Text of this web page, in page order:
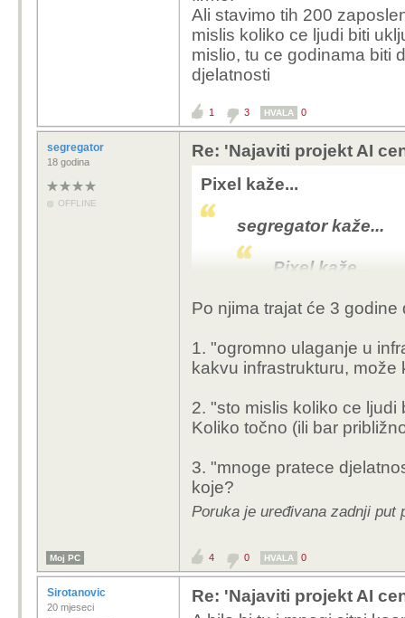
koji veze s
ovaj projekr je
kad bi imali
radovi, uvjek
podupirucih
daleko manjom
svake druge vrste
Ali stavimo tih 200
mislis koliko ce ljudi biti
mislio, tu ce godinama biti
djelatnosti
1 3 HVALA 0
segregator
18 godina
OFFLINE
Re: 'Najaviti projekt AI
Pixel kaže...
segregator kaže...
Pixel kaže...
ok ,istina
inzenjere i
razumno
vezom
projekr je
pokrenulo
ovakvi
cca 200
Po njima trajat će 3
1. "ogromno ulaganje u
kakvu infrastrukturu, može
2. "sto mislis koliko ce
Koliko točno (ili bar
3. "mnoge pratece
koje?
Poruka je uređivana zadnji put
Moj PC 4 0 HVALA 0
Sirotanovic
20 mjeseci
Re: 'Najaviti projekt AI